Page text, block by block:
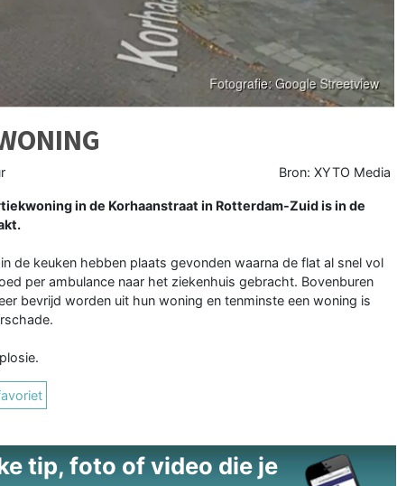
Bron: XYTO Media
in de Korhaanstraat in Rotterdam-Zuid is in de
de keuken hebben plaats gevonden waarna de flat al snel vol
per ambulance naar het ziekenhuis gebracht. Bovenburen
bevrijd worden uit hun woning en tenminste een woning is
tip, foto of video die je